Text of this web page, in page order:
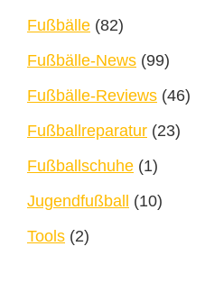
Fußbälle (82)
Fußbälle-News (99)
Fußbälle-Reviews (46)
Fußballreparatur (23)
Fußballschuhe (1)
Jugendfußball (10)
Tools (2)